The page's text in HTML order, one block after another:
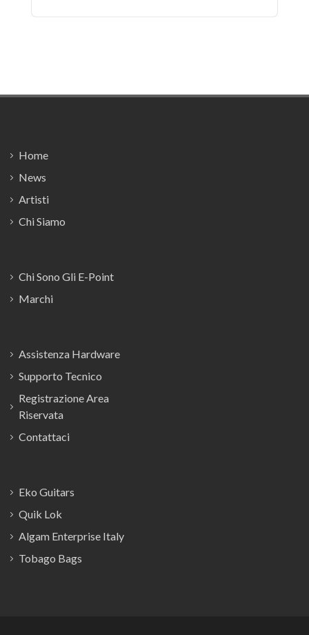
Home
News
Artisti
Chi Siamo
Chi Sono Gli E-Point
Marchi
Assistenza Hardware
Supporto Tecnico
Registrazione Area
Riservata
Contattaci
Eko Guitars
Quik Lok
Algam Enterprise Italy
Tobago Bags